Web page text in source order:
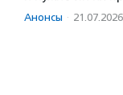
Анонсы · 21.07.2026